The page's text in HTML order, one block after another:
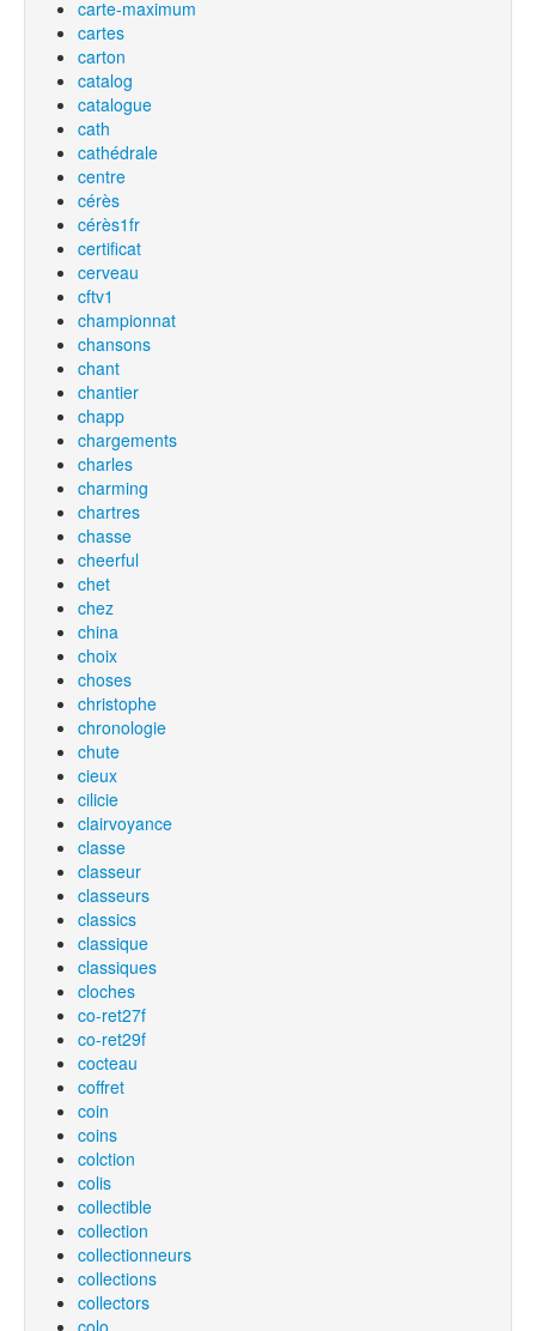
carte-maximum
cartes
carton
catalog
catalogue
cath
cathédrale
centre
cérès
cérès1fr
certificat
cerveau
cftv1
championnat
chansons
chant
chantier
chapp
chargements
charles
charming
chartres
chasse
cheerful
chet
chez
china
choix
choses
christophe
chronologie
chute
cieux
cilicie
clairvoyance
classe
classeur
classeurs
classics
classique
classiques
cloches
co-ret27f
co-ret29f
cocteau
coffret
coin
coins
colction
colis
collectible
collection
collectionneurs
collections
collectors
colo